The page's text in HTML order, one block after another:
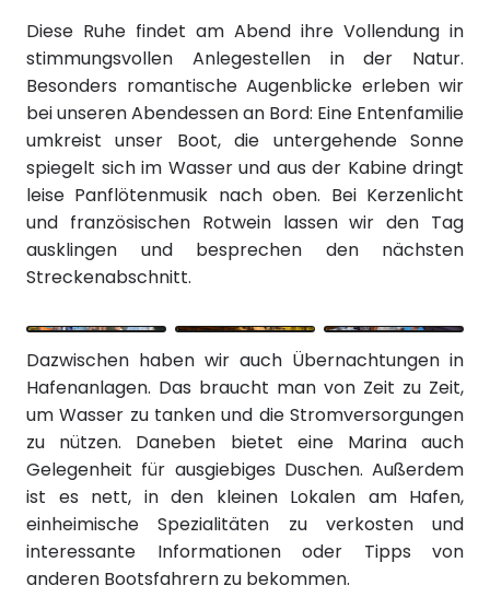
Diese Ruhe findet am Abend ihre Vollendung in
stimmungsvollen Anlegestellen in der Natur.
Besonders romantische Augenblicke erleben wir
bei unseren Abendessen an Bord: Eine Entenfamilie
umkreist unser Boot, die untergehende Sonne
spiegelt sich im Wasser und aus der Kabine dringt
leise Panflötenmusik nach oben. Bei Kerzenlicht
und französischen Rotwein lassen wir den Tag
ausklingen und besprechen den nächsten
Streckenabschnitt.
Dazwischen haben wir auch Übernachtungen in
Hafenanlagen. Das braucht man von Zeit zu Zeit,
um Wasser zu tanken und die Stromversorgungen
zu nützen. Daneben bietet eine Marina auch
Gelegenheit für ausgiebiges Duschen. Außerdem
ist es nett, in den kleinen Lokalen am Hafen,
einheimische Spezialitäten zu verkosten und
interessante Informationen oder Tipps von
anderen Bootsfahrern zu bekommen.